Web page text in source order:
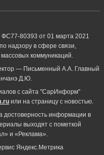
80393 от 01 марта 2021
надзору в сфере связи,
коммуникаций.
— Письменный А.А. Главный
Д.Ю.
с сайта "СарИнформ"
или на страницу с новостью.
достоверность информации в
выходят с пометкой
и «Реклама».
Яндекс.Метрика